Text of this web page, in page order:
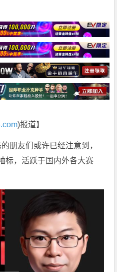
)报道】
朋友们或许已经注意到，
标，活跃于国内外各大赛